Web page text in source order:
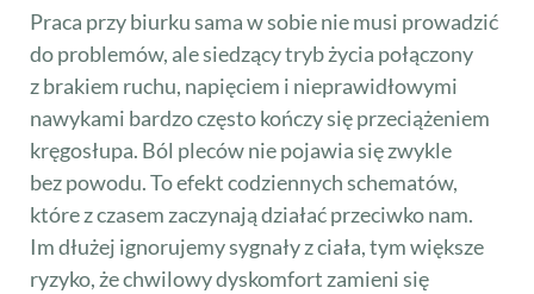
Praca przy biurku sama w sobie nie musi prowadzić
do problemów, ale siedzący tryb życia połączony
z brakiem ruchu, napięciem i nieprawidłowymi
nawykami bardzo często kończy się przeciążeniem
kręgosłupa. Ból pleców nie pojawia się zwykle
bez powodu. To efekt codziennych schematów,
które z czasem zaczynają działać przeciwko nam.
Im dłużej ignorujemy sygnały z ciała, tym większe
ryzyko, że chwilowy dyskomfort zamieni się